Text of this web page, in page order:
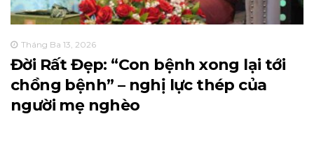
Tháng Ba 13, 2026
Đời Rất Đẹp: “Con bệnh xong lại tới
chồng bệnh” – nghị lực thép của
người mẹ nghèo